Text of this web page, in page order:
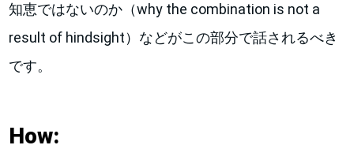
知恵ではないのか（why the combination is not a
result of hindsight）などがこの部分で話されるべき
です。
How: